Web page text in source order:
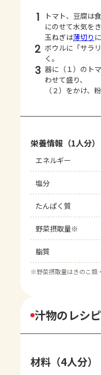
1
トマト、豆腐は
にのせて水気をき
玉ねぎは薄切り
2 ボウルに「サラ
く。
3 器に（１）のト
わせて盛り、
（２）をかけ、
栄養情報（1人分）
エネルギー
塩分
たんぱく質
野菜摂取量※
脂質
※野菜摂取量はきのこ類
汁物のレシピ
材料（4人分）